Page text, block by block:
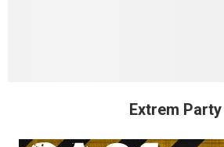
Extrem Party